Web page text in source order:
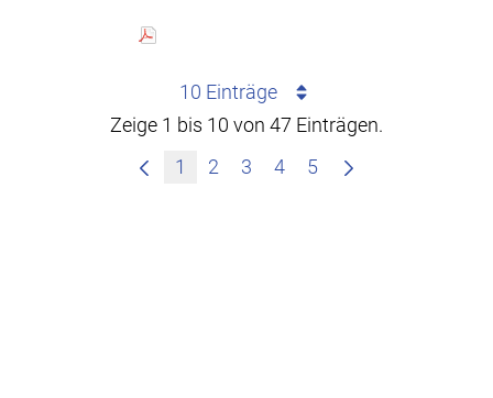
10 Einträge
Zeige 1 bis 10 von 47 Einträgen.
1
2 3 4 5